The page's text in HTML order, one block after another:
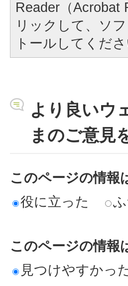
Reader（Acrobat
リックして、ソ
トールしてくださ
より良いウ
まのご意見
このページの情報
役に立った
このページの情報
見つけやすかっ